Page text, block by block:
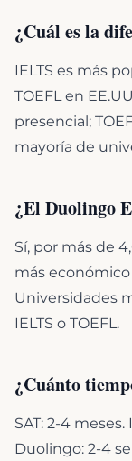
¿Cuál es la
IELTS es más
TOEFL en
presencial;
mayoría de
¿El Duolingo
Sí, por más de
más económico
Universidades
IELTS o TOEFL.
¿Cuánto
SAT: 2-4
Duolingo: 2-4